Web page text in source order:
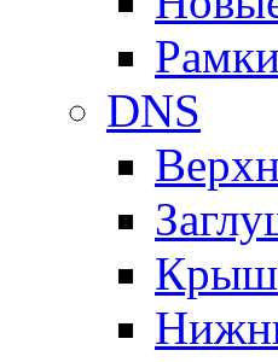
DNS